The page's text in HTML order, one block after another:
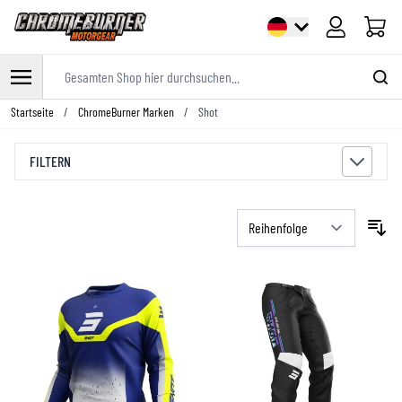
Zum Inhalt springen
Startseite / ChromeBurner Marken / Shot
FILTERN